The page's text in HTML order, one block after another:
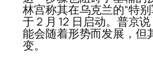
林宫称其在乌克兰的“特
于 2 月 12 日启动。普京
能会随着形势而发展，但
变。